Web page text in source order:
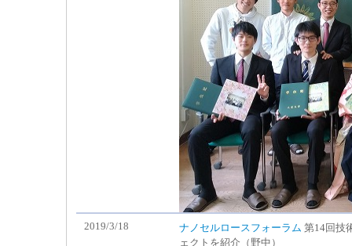
2019/3/18 ナノセルロースフォーラム 第14回技
ェクトを紹介（野中）